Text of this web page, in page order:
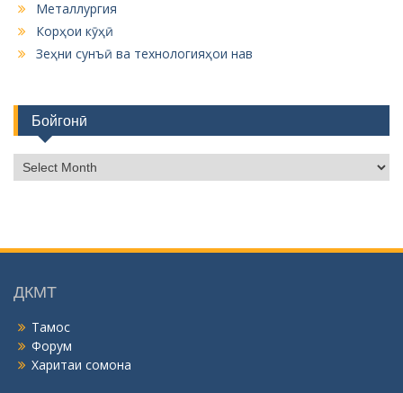
Металлургия
Корҳои кӯҳӣ
Зеҳни сунъӣ ва технологияҳои нав
Бойгонӣ
о
н
ДКМТ
Тамос
Форум
Харитаи сомона